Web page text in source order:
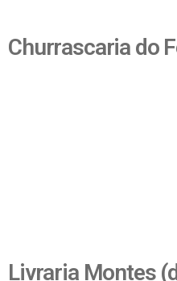
Churrascaria do
Livraria Montes